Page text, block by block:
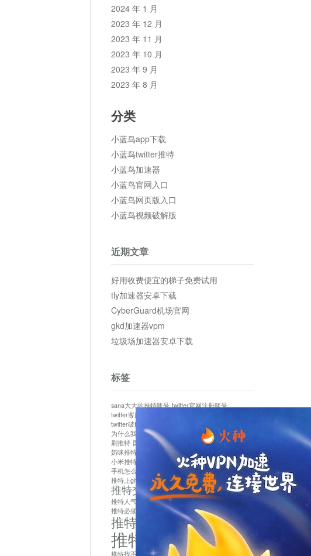
2024 年 1 月
2023 年 12 月
2023 年 11 月
2023 年 10 月
2023 年 9 月
2023 年 8 月
分类
小蓝鸟app下载
小蓝鸟twitter推特
小蓝鸟加速器
小蓝鸟官网入口
小蓝鸟网页版入口
小蓝鸟视频破解版
近期文章
好用收费便宜的梯子免费试用
tly加速器安卓下载
CyberGuard机场官网
gkd加速器vpm
垃圾场加速器安卓下载
标签
sana大大的推特账号 twitter官网注册账号
twitter客服
twitter破解版下载
为什么我推特无法保存设置
作者sana推特是什么
刷推特 国内为什么不能用twitter 国内能用twitter吗
奶咪推特
如何找回推特密码
小米推特闪退是怎么回事 怎么看推特上的视频
手机怎么注册推特账号
推特devil
推特上ghs的女博主
推特交友软件app下载
推特人气萌货小蔡头喵喵喵 推特实名制
推特必须用外网吗
推特怎么取消关联手机号
推特怎么看敏感内容苹果
推特找不到账号 推特注册必须要手机号